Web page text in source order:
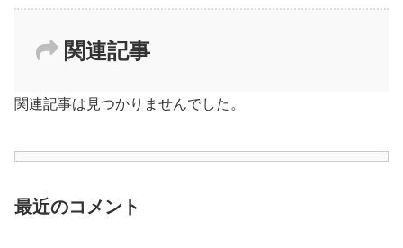
関連記事
関連記事は見つかりませんでした。
最近のコメント